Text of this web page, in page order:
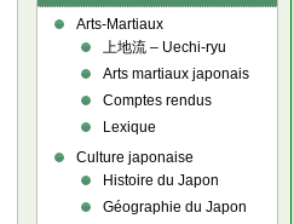
Arts-Martiaux
上地流 – Uechi-ryu
Arts martiaux japonais
Comptes rendus
Lexique
Culture japonaise
Histoire du Japon
Géographie du Japon